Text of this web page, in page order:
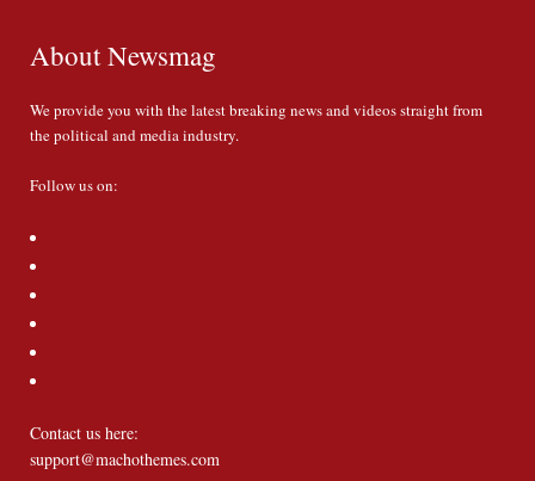
About Newsmag
We provide you with the latest breaking news and videos straight from
the political and media industry.
Follow us on:
Contact us here:
support@machothemes.com